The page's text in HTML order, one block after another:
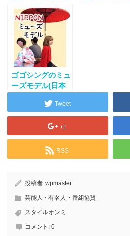
せ！
ゴゴシングのミュ
ーズモデル(日本
Tweet
+1
RSS
投稿者: wpmaster
芸能人・有名人・番組協賛
スタイルオンミ
コメント: 0